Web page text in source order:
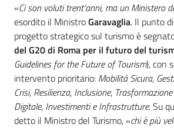
«Ci son voluti trent’anni, ma un Ministero
esordito il MinistroGaravaglia. Il punto
progetto strategico sul turismo è
del G20 di Roma per il futuro del
Guidelines for the Future of Tourism), con
intervento prioritario: Mobilità Sicura,
Crisi, Resilienza, Inclusione,
Digitale, Investimenti e Infrastrutture. Su
detto il Ministro del Turismo, «chi è più